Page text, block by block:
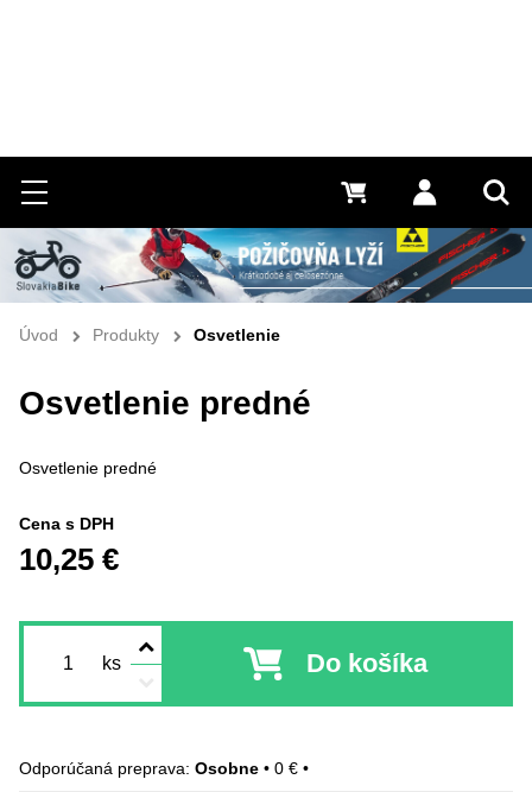
Hľadať
Menu Prihlásiť
0 €
Úvod Produkty Osvetlenie
Osvetlenie predné
Osvetlenie predné
Cena s DPH
10,25 €
ks Do košíka
Osobne • 0 € •